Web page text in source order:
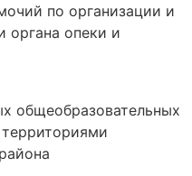
по организации и
органа опеки и
общеобразовательных